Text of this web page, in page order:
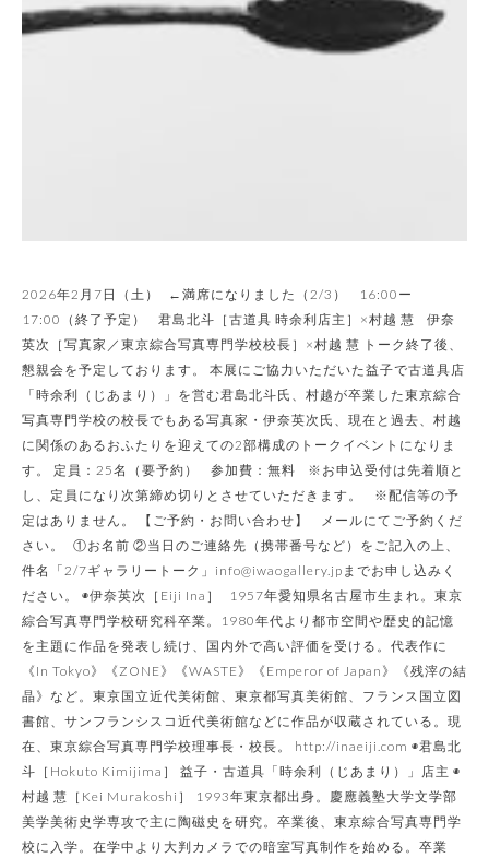
2026年2月7⽇（土） ←満席になりました（2/3） 16:00ー
17:00（終了予定） 君島北斗［古道具 時余利店主］×村越 慧 伊奈
英次［写真家／東京綜合写真専門学校校長］×村越 慧 トーク終了後、
懇親会を予定しております。 本展にご協力いただいた益子で古道具店
「時余利（じあまり）」を営む君島北斗氏、村越が卒業した東京綜合
写真専門学校の校長でもある写真家・伊奈英次氏、現在と過去、村越
に関係のあるおふたりを迎えての2部構成のトークイベントになりま
す。 定員：25名（要予約） 参加費：無料 ※お申込受付は先着順と
し、定員になり次第締め切りとさせていただきます。 ※配信等の予
定はありません。 【ご予約・お問い合わせ】 メールにてご予約くだ
さい。 ①お名前 ②当日のご連絡先（携帯番号など）をご記入の上、
件名「2/7ギャラリートーク」info@iwaogallery.jpまでお申し込みく
ださい。 ◉伊奈英次［Eiji Ina］ 1957年愛知県名古屋市生まれ。東京
綜合写真専門学校研究科卒業。1980年代より都市空間や歴史的記憶
を主題に作品を発表し続け、国内外で高い評価を受ける。代表作に
《In Tokyo》《ZONE》《WASTE》《Emperor of Japan》《残滓の結
晶》など。東京国立近代美術館、東京都写真美術館、フランス国立図
書館、サンフランシスコ近代美術館などに作品が収蔵されている。現
在、東京綜合写真専門学校理事長・校長。 http://inaeiji.com ◉君島北
斗［Hokuto Kimijima］ 益子・古道具「時余利（じあまり）」店主 ◉
村越 慧［Kei Murakoshi］ 1993年東京都出身。慶應義塾大学文学部
美学美術史学専攻で主に陶磁史を研究。卒業後、東京綜合写真専門学
校に入学。在学中より大判カメラでの暗室写真制作を始める。卒業